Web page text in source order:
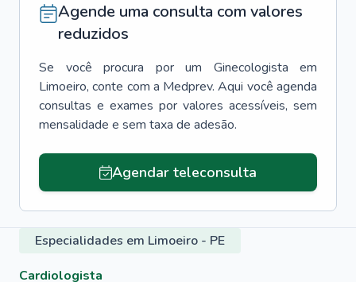
Agende uma consulta com valores
reduzidos
Se você procura por um Ginecologista
em
Limoeiro, conte com a Medprev. Aqui você agenda
consultas e exames por valores acessíveis, sem
mensalidade e sem taxa de adesão.
Agendar teleconsulta
Especialidades em Limoeiro - PE
Cardiologista